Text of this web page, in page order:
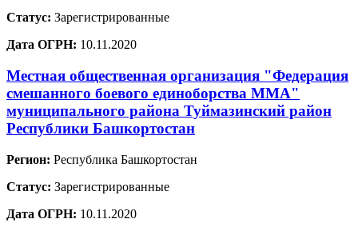
Статус: Зарегистрированные
Дата ОГРН: 10.11.2020
Местная общественная организация "Федерация
смешанного боевого единоборства ММА"
муниципального района Туймазинский район
Республики Башкортостан
Регион: Республика Башкортостан
Статус: Зарегистрированные
Дата ОГРН: 10.11.2020